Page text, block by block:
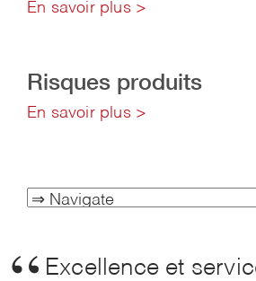
En savoir plus >
Risques produits
En savoir plus >
Excellence et